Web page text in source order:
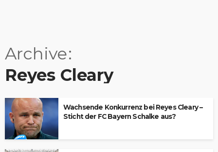
Archive
Reyes Cleary
Wachsende Konkurrenz bei Reyes Cleary –
Sticht der FC Bayern Schalke aus?